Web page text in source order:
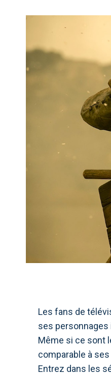
Les fans de
ses
Même si ce sont
comparable à
Entrez dans les